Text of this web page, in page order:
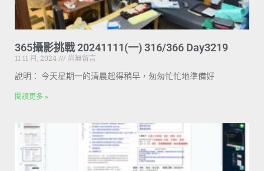
365攝影挑戰 20241111(一) 316/366 Day3219
11 11 月, 2024
尚無留言
說明： 今天星期一的清晨起得稍早，匆匆忙忙地準備好
閱讀更多 »